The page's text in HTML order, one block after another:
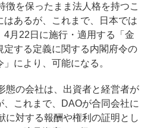
を保ったまま法人格を持つこ
はあるが、これまで、日本では
月22日に施行・適用する「金
定する定義に関する内閣府令の
により、可能になる。
の会社は、出資者と経営者が
、これまで、DAOが合同会社に
に対する報酬や権利の証明とし